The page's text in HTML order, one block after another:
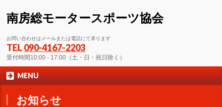
南房総モータースポーツ協会
お問い合わせはメールまたは電話にて承ります
TEL 090-4167-2203
受付時間10:00 - 17:00（土・日・祝日除く）
MENU
お知らせ